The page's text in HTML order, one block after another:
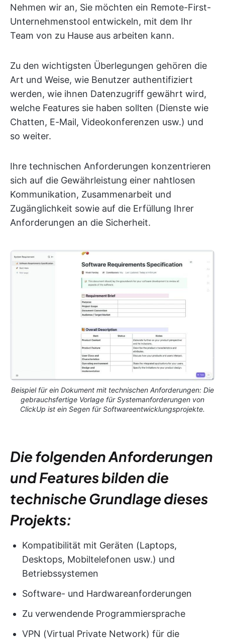
Nehmen wir an, Sie möchten ein Remote-First-
Unternehmenstool entwickeln, mit dem Ihr
Team von zu Hause aus arbeiten kann.
Zu den wichtigsten Überlegungen gehören die
Art und Weise, wie Benutzer authentifiziert
werden, wie ihnen Datenzugriff gewährt wird,
welche Features sie haben sollten (Dienste wie
Chatten, E-Mail, Videokonferenzen usw.) und
so weiter.
Ihre technischen Anforderungen konzentrieren
sich auf die Gewährleistung einer nahtlosen
Kommunikation, Zusammenarbeit und
Zugänglichkeit sowie auf die Erfüllung Ihrer
Anforderungen an die Sicherheit.
Beispiel für ein Dokument mit technischen Anforderungen: Die
gebrauchsfertige Vorlage für Systemanforderungen von
ClickUp ist ein Segen für Softwareentwicklungsprojekte.
Die folgenden Anforderungen
und Features bilden die
technische Grundlage dieses
Projekts:
Kompatibilität mit Geräten (Laptops,
Desktops, Mobiltelefonen usw.) und
Betriebssystemen
Software- und Hardwareanforderungen
Zu verwendende Programmiersprache
VPN (Virtual Private Network) für die